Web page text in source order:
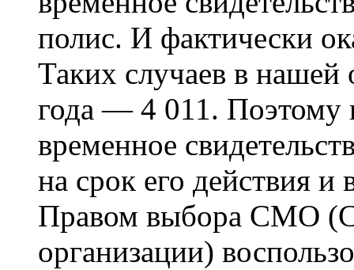
полис. И фактически
Таких случаев в нашей
года — 4 011.
временное
на срок его действия
Правом выбора СМО
организации)